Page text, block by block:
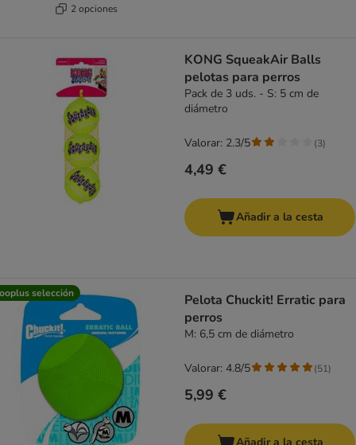
2 opciones
KONG SqueakAir Balls
pelotas para perros
Pack de 3 uds. - S: 5 cm de
diámetro
4,49 €
Valorar: 2.3/5 (3)
Añadir a la cesta
selección
Pelota Chuckit! Erratic para
perros
M: 6,5 cm de diámetro
5,99 €
Valorar: 4.8/5 (51)